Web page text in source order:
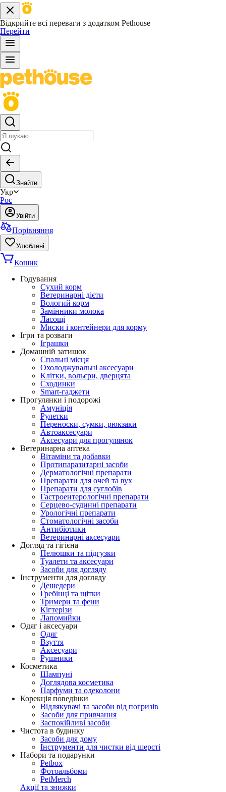
Відкрийте всі переваги з додатком Pethouse
Перейти
Знайти
Укр
Рос
Увійти
Порівняння
Улюблені
Кошик
Годування
Сухий корм
Ветеринарні дієти
Вологий корм
Замінники молока
Ласощі
Миски і контейнери для корму
Ігри та розваги
Іграшки
Домашній затишок
Спальні місця
Охолоджувальні аксесуари
Клітки, вольєри, дверцята
Сходинки
Smart-гаджети
Прогулянки і подорожі
Амуніція
Рулетки
Переноски, сумки, рюкзаки
Автоаксесуари
Аксесуари для прогулянок
Ветеринарна аптека
Вітаміни та добавки
Протипаразитарні засоби
Дерматологічні препарати
Препарати для очей та вух
Препарати для суглобів
Гастроентерологічні препарати
Серцево-судинні препарати
Урологічні препарати
Стоматологічні засоби
Антибіотики
Ветеринарні аксесуари
Догляд та гігієна
Пелюшки та підгузки
Туалети та аксесуари
Засоби для догляду
Інструменти для догляду
Дешедери
Гребінці та щітки
Тримери та фени
Кігтерізи
Лапомийки
Одяг і аксесуари
Одяг
Взуття
Аксесуари
Рушники
Косметика
Шампуні
Доглядова косметика
Парфуми та одеколони
Корекція поведінки
Відлякувачі та засоби від погризів
Засоби для привчання
Заспокійливі засоби
Чистота в будинку
Засоби для дому
Інструменти для чистки від шерсті
Набори та подарунки
Petbox
Фотоальбоми
PetMerch
Акції та знижки